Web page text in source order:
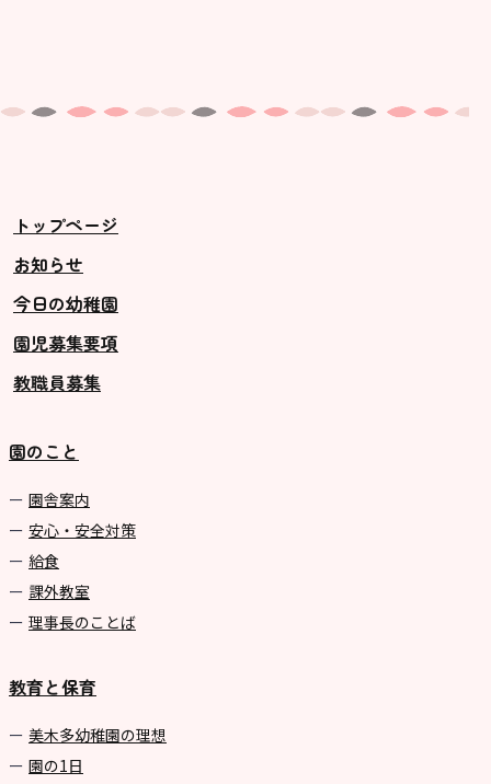
トップページ
お知らせ
今日の幼稚園
園児募集要項
教職員募集
園のこと
園舎案内
安心・安全対策
給食
課外教室
理事長のことば
教育と保育
美⽊多幼稚園の理想
園の1⽇